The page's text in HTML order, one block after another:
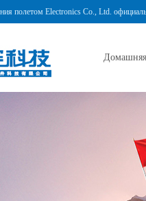
полетом Electronics Co., Ltd.